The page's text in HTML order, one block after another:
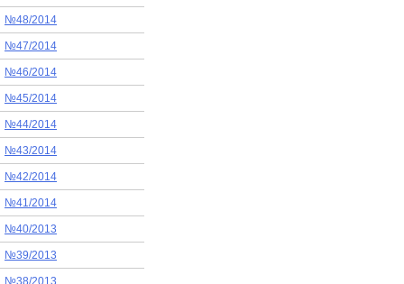
№48/2014
№47/2014
№46/2014
№45/2014
№44/2014
№43/2014
№42/2014
№41/2014
№40/2013
№39/2013
№38/2013